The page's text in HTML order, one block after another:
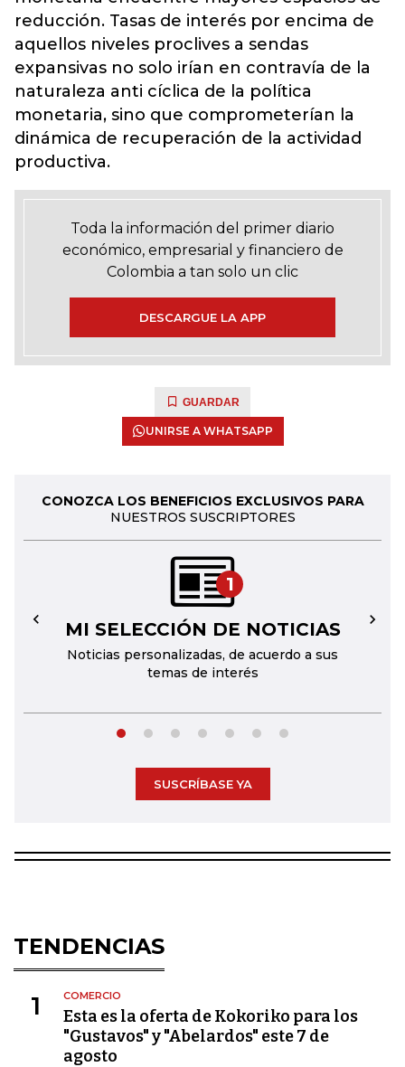
reducción. Tasas de interés por encima de
aquellos niveles proclives a sendas
expansivas no solo irían en contravía de la
naturaleza anti cíclica de la política
monetaria, sino que comprometerían la
dinámica de recuperación de la actividad
productiva.
Toda la información del primer diario
económico, empresarial y financiero de
Colombia a tan solo un clic
DESCARGUE LA APP
GUARDAR
UNIRSE A WHATSAPP
CONOZCA LOS BENEFICIOS EXCLUSIVOS PARA
NUESTROS SUSCRIPTORES
1
MI SELECCIÓN DE NOTICIAS
Noticias personalizadas, de acuerdo a sus
temas de interés
← →
SUSCRÍBASE YA
TENDENCIAS
1 COMERCIO
Esta es la oferta de Kokoriko para los
"Gustavos" y "Abelardos" este 7 de
agosto